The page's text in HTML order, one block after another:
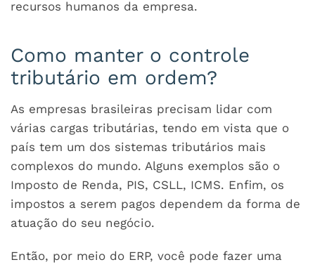
recursos humanos da empresa.
Como manter o controle
tributário em ordem?
As empresas brasileiras precisam lidar com
várias cargas tributárias, tendo em vista que o
país tem um dos sistemas tributários mais
complexos do mundo. Alguns exemplos são o
Imposto de Renda, PIS, CSLL, ICMS. Enfim, os
impostos a serem pagos dependem da forma de
atuação do seu negócio.
Então, por meio do ERP, você pode fazer uma